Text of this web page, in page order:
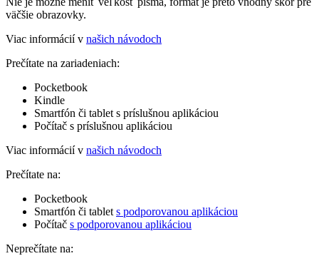
väčšie obrazovky.
Viac informácií v našich návodoch
Prečítate na zariadeniach:
Pocketbook
Kindle
Smartfón či tablet s príslušnou aplikáciou
Počítač s príslušnou aplikáciou
Viac informácií v našich návodoch
Prečítate na:
Pocketbook
Smartfón či tablet s podporovanou aplikáciou
Počítač s podporovanou aplikáciou
Neprečítate na: